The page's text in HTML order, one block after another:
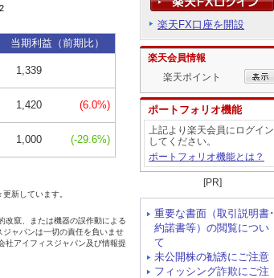
楽天FX口座を開設
楽天会員情報
楽天ポイント
ポートフォリオ機能
上記より楽天会員にログイン
してください。
ポートフォリオ機能とは？
[PR]
重要な書面（取引説明書･
約諾書等）の閲覧につい
て
未公開株の勧誘にご注意
フィッシング詐欺にご注